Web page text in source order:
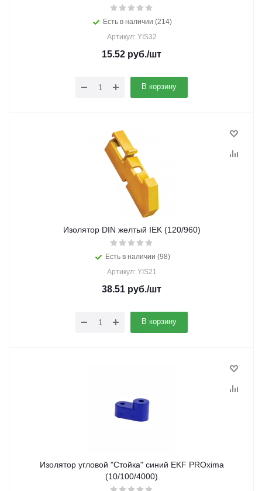
Есть в наличии (214)
Артикул: YIS32
15.52 руб./шт
В корзину
Изолятор DIN желтый IEK (120/960)
Есть в наличии (98)
Артикул: YIS21
38.51 руб./шт
В корзину
Изолятор угловой "Стойка" синий EKF PROxima
(10/100/4000)